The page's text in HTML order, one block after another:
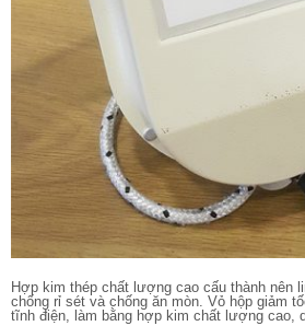
Hợp kim thép chất lượng cao cấu thành nên
chống rỉ sét và chống ăn mòn. Vỏ hộp giảm
tĩnh điện, làm bằng hợp kim chất lượng cao,